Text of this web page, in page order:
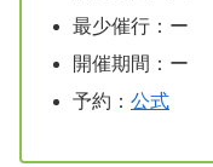
最少催行：ー
開催期間：ー
予約： 公式